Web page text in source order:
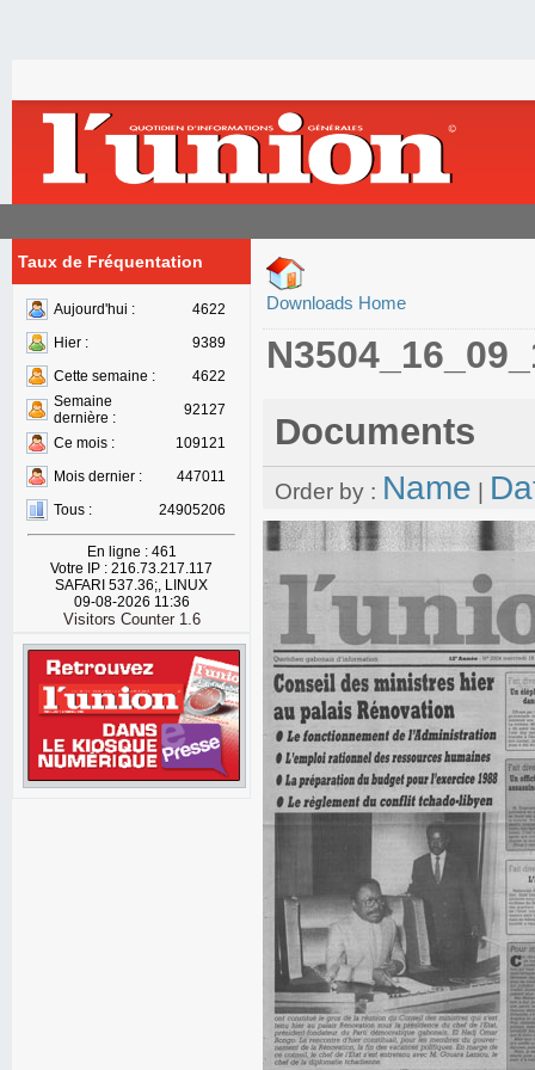
Taux de Fréquentation
Aujourd'hui :
4622
Hier :
9389
Cette semaine :
4622
Semaine
dernière :
92127
Ce mois :
109121
Mois dernier :
447011
Tous :
24905206
En ligne : 461
Votre IP : 216.73.217.117
SAFARI 537.36;, LINUX
09-08-2026 11:36
Visitors Counter 1.6
Downloads Home
Documents
Order by : Name